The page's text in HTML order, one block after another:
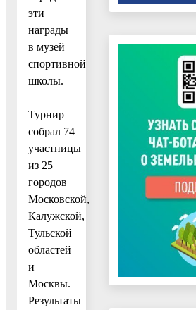
эти
награды
в музей
спортивной
школы.
Турнир
собрал 74
участницы
из 25
городов
Московской,
Калужской,
Тульской
областей
и
Москвы.
Результаты